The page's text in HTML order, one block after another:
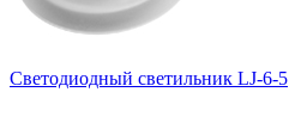
Светодиодный светильник LJ-6-5